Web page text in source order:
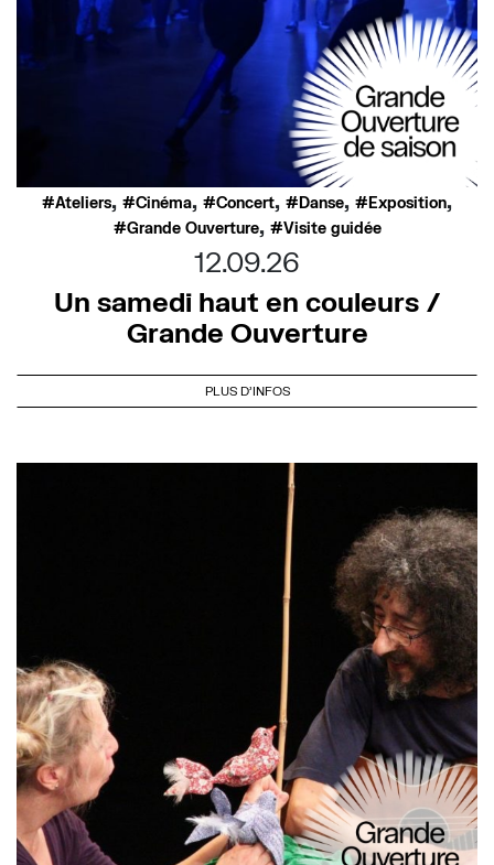
Ateliers, Cinéma, Concert, Danse, Exposition,
Grande Ouverture, Visite guidée
12.09.26
Un samedi haut en couleurs /
Grande Ouverture
PLUS D'INFOS